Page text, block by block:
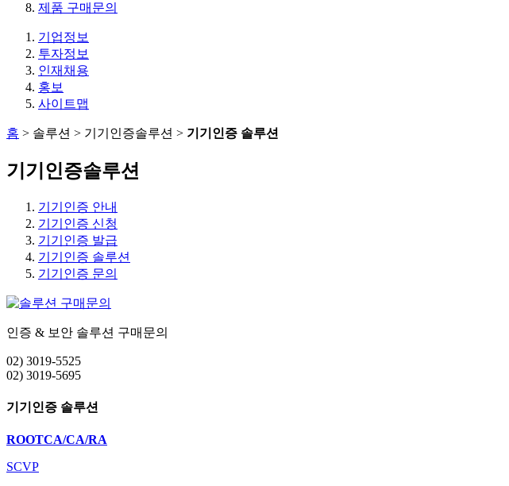
제품 구매문의
기업정보
투자정보
인재채용
홍보
사이트맵
홈 > 솔루션 > 기기인증솔루션 > 기기인증 솔루션
기기인증솔루션
기기인증 안내
기기인증 신청
기기인증 발급
기기인증 솔루션
기기인증 문의
인증 & 보안 솔루션 구매문의
02) 3019-5525
02) 3019-5695
기기인증 솔루션
ROOTCA/CA/RA
SCVP